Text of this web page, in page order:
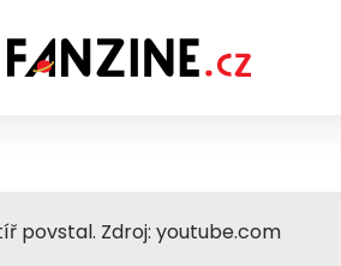
povstal. Zdroj: youtube.com